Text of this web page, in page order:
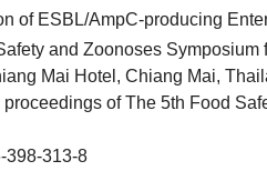
of ESBL/AmpC-producing
and Zoonoses Symposium
Mai Hotel, Chiang Mai,
proceedings of The 5th Food
398-313-8